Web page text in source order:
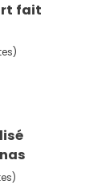
fait